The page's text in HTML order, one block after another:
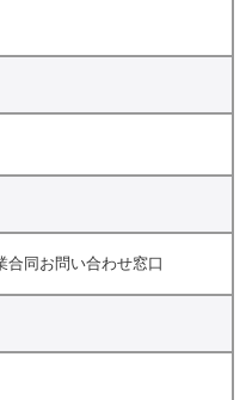
合同お問い合わせ窓口